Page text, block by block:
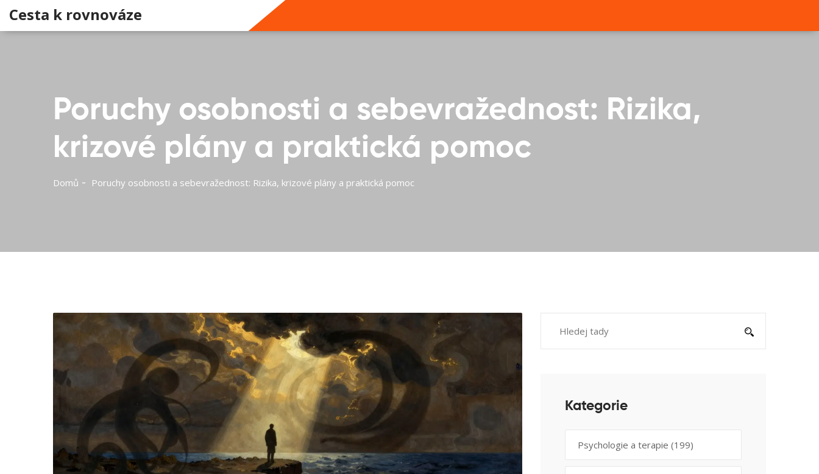
Cesta k rovnováze
Poruchy osobnosti a sebevražednost: Rizika,
krizové plány a praktická pomoc
Domů Poruchy osobnosti a sebevražednost: Rizika, krizové plány a praktická pomoc
Kategorie
Psychologie a terapie (199)